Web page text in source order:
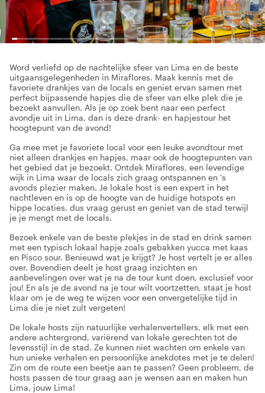
Word verliefd op de nachtelijke sfeer van Lima en de beste
uitgaansgelegenheden in Miraflores. Maak kennis met de
favoriete drankjes van de locals en geniet ervan samen met
perfect bijpassende hapjes die de sfeer van elke plek die je
bezoekt aanvullen. Als je op zoek bent naar een perfect
avondje uit in Lima, dan is deze drank- en hapjestour het
hoogtepunt van de avond!
Ga mee met je favoriete local voor een leuke avondtour met
niet alleen drankjes en hapjes, maar ook de hoogtepunten van
het gebied dat je bezoekt. Ontdek Miraflores, een levendige
wijk in Lima waar de locals zich graag ontspannen en 's
avonds plezier maken. Je lokale host is een expert in het
nachtleven en is op de hoogte van de huidige hotspots en
hippe locaties, dus vraag gerust en geniet van de stad terwijl
je je mengt met de locals.
Bezoek enkele van de beste plekjes in de stad en drink samen
met een typisch lokaal hapje zoals gebakken yucca met kaas
en Pisco sour. Benieuwd wat je krijgt? Je host vertelt je er alles
over. Bovendien deelt je host graag inzichten en
aanbevelingen over wat je na de tour kunt doen, exclusief voor
jou! En als je de avond na je tour wilt voortzetten, staat je host
klaar om je de weg te wijzen voor een onvergetelijke tijd in
Lima die je niet zult vergeten!
De lokale hosts zijn natuurlijke verhalenvertellers, elk met een
andere achtergrond, variërend van lokale gerechten tot de
levensstijl in de stad. Ze kunnen niet wachten om enkele van
hun unieke verhalen en persoonlijke anekdotes met je te delen!
Zin om de route een beetje aan te passen? Geen probleem, de
hosts passen de tour graag aan je wensen aan en maken hun
Lima, jouw Lima!